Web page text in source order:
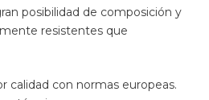
posibilidad de composición y
resistentes que
calidad con normas europeas.